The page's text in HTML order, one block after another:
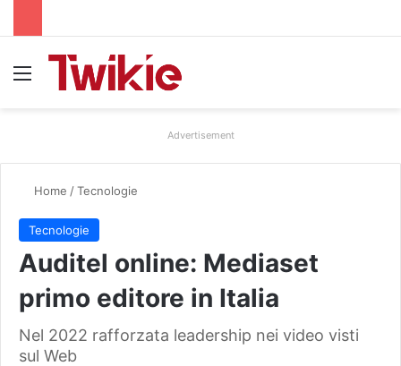
Advertisement
Home /Tecnologie
Tecnologie
Auditel online: Mediaset
primo editore in Italia
Nel 2022 rafforzata leadership nei video visti
sul Web